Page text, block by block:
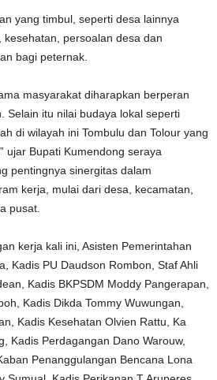
yang timbul, seperti desa lainnya
persoalan desa dan
bagi peternak.
masyarakat diharapkan berperan
Selain itu nilai budaya lokal seperti
di wilayah ini Tombulu dan Tolour yang
ujar Bupati Kumendong seraya
pentingnya sinergitas dalam
kerja, mulai dari desa, kecamatan,
pusat.
kerja kali ini, Asisten Pemerintahan
Kadis PU Daudson Rombon, Staf Ahli
Kadis BKPSDM Moddy Pangerapan,
Kadis Dikda Tommy Wuwungan,
Kadis Kesehatan Olvien Rattu, Ka
Kadis Perdagangan Dano Warouw,
Penanggulangan Bencana Lona